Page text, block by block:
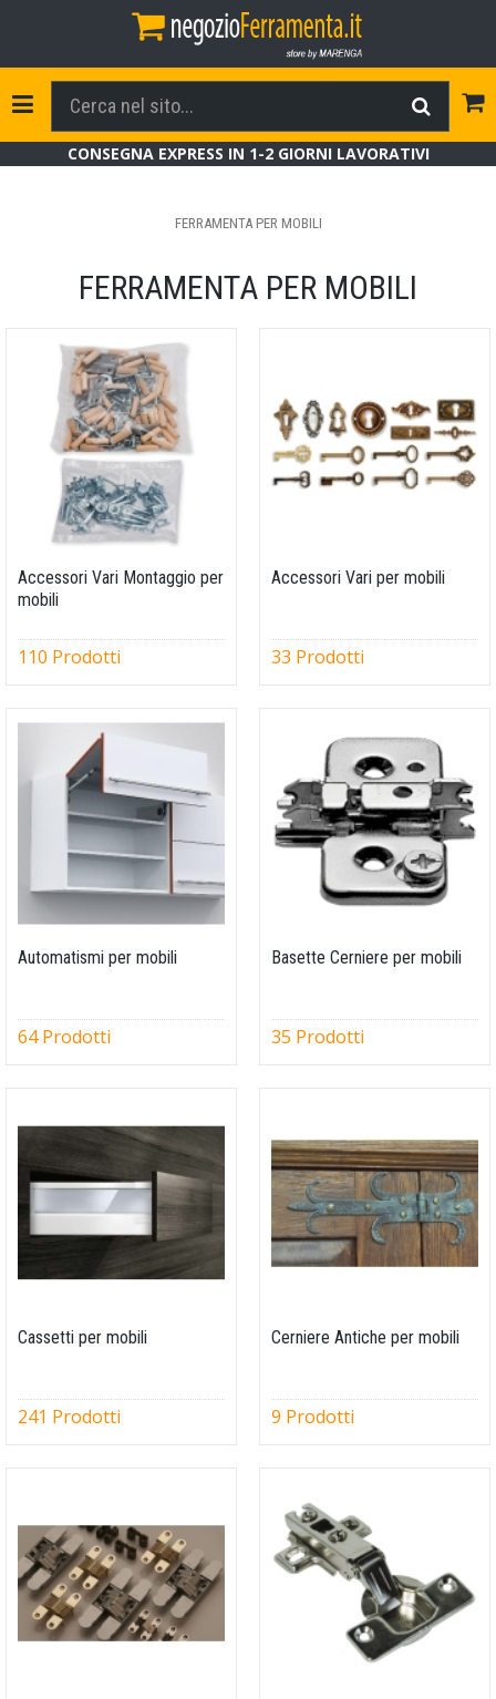
Toggle Navigation
CONSEGNA EXPRESS IN 1-2 GIORNI LAVORATIVI
FERRAMENTA PER MOBILI
FERRAMENTA PER MOBILI
Accessori Vari Montaggio per
mobili
110 Prodotti
Accessori Vari per mobili
33 Prodotti
Automatismi per mobili
64 Prodotti
Basette Cerniere per mobili
35 Prodotti
Cassetti per mobili
241 Prodotti
Cerniere Antiche per mobili
9 Prodotti